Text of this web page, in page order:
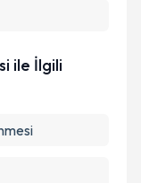
ile İlgili